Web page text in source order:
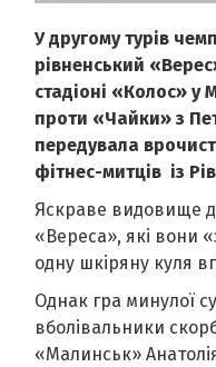
У другому турів
рівненський
стадіоні «Колос»
проти «Чайки» з
передувала
фітнес-митців із
Яскраве видовище
«Вереса», які вони
одну шкіряну куля
Однак гра минулої
вболівальники
«Малинськ»